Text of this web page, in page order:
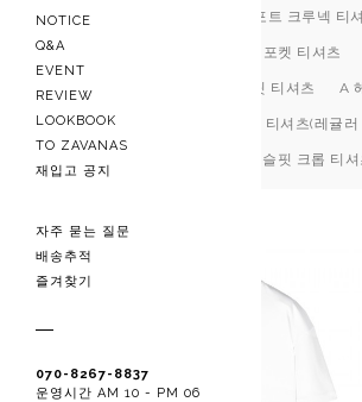
NOTICE
Q&A
EVENT
REVIEW
LOOKBOOK
TO ZAVANAS
재입고 공지
자주 묻는 질문
배송추적
즐겨찾기
070-8267-8837
운영시간 AM 10 - PM 06
N 울트라 립 코튼 컴포트 크루넥 티
D 익스트림 USA코튼 포켓 티셔츠
O 헤비 립 슬림 머슬핏 티셔츠 A
F 에센셜 소로나 코튼 티셔츠(레귤러
C 밸런스드 수피마 머슬핏 크롭 티셔